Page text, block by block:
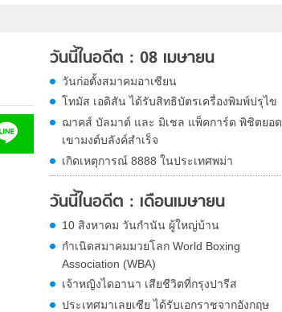
วันนี้ในอดีต : 08 เมษายน
วันก่อตั้งสมาคมอาเซียน
โทมัส เอดิสัน ได้รับสิทธิบัตรเครื่องพิมพ์ปรุไข
ฌาคส์ บัลมาต์ และ มิเชล แพ็คการ์ด พิชิตยอด
เขามงต์บลังค์สำเร็จ
เกิดเหตุการณ์ 8888 ในประเทศพม่า
วันนี้ในอดีต : เดือนเมษายน
10 สิงหาคม วันกำนัน ผู้ใหญ่บ้าน
กำเนิดสมาคมมวยโลก World Boxing
Association (WBA)
เจ้าหญิงไดอานา เสียชีวิตที่กรุงปารีส
ประเทศมาเลยเซีย ได้รับเอกราชจากอังกฤษ